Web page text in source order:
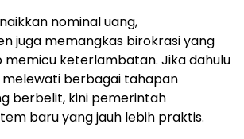
nominal uang,
juga memangkas birokrasi yang
memicu keterlambatan. Jika dahulu
melewati berbagai tahapan
berbelit, kini pemerintah
baru yang jauh lebih praktis.